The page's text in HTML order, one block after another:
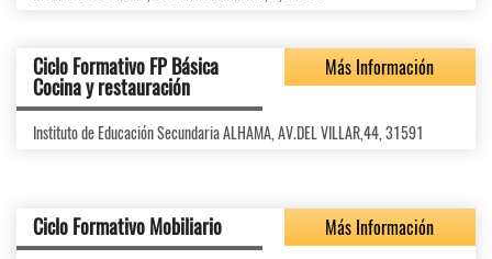
Ciclo Formativo FP Básica
Cocina y restauración
Más Información
Instituto de Educación Secundaria ALHAMA, AV.DEL VILLAR,44, 31591
Ciclo Formativo Mobiliario Más Información